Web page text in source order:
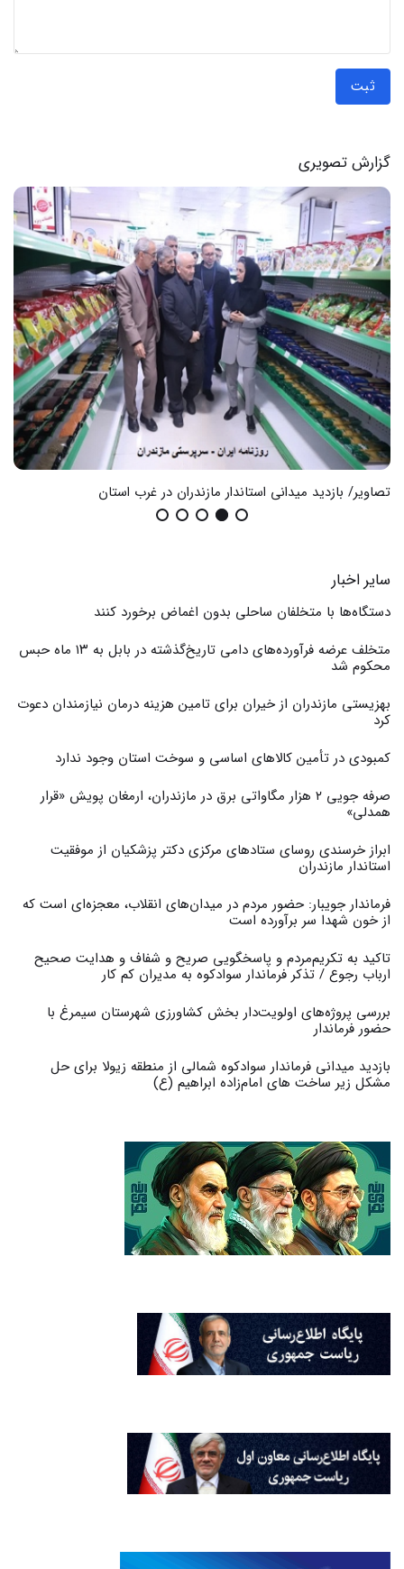
ثبت
گزارش تصویری
تصاویر/ بازدید میدانی استاندار مازندران در غرب استان
سایر اخبار
دستگاه‌ها با متخلفان ساحلی بدون اغماض برخورد کنند
متخلف عرضه فرآورده‌های دامی تاریخ‌گذشته در بابل به ۱۳ ماه حبس
محکوم شد
بهزیستی مازندران از خیران برای تامین هزینه درمان نیازمندان دعوت
کرد
کمبودی در تأمین کالاهای اساسی و سوخت استان وجود ندارد
صرفه جویی ۲ هزار مگاواتی برق در مازندران، ارمغان پویش «قرار
همدلی»
ابراز خرسندی روسای ستادهای مرکزی دکتر پزشکیان از موفقیت
استاندار مازندران
فرماندار جویبار: حضور مردم در میدان‌های انقلاب، معجزه‌ای است که
از خون شهدا سر برآورده است
تاکید به تکریم‌مردم و پاسخگویی صریح و شفاف و هدایت صحیح
ارباب رجوع / تذکر فرماندار سوادکوه به مدیران کم کار ‎
بررسی پروژه‌های اولویت‌دار بخش کشاورزی شهرستان سیمرغ با
حضور فرماندار
بازدید میدانی فرماندار سوادکوه شمالی از منطقه زیولا برای حل
مشکل زیر ساخت های امام‌زاده ابراهیم (ع)